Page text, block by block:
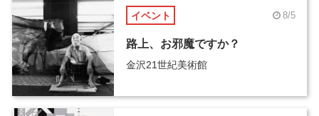
イベント 8/5
路上、お邪魔ですか？
金沢21世紀美術館